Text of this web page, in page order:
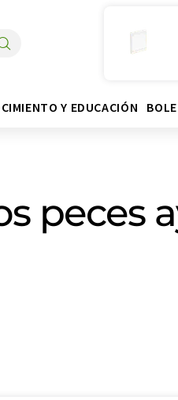
Y EDUCACIÓN
peces